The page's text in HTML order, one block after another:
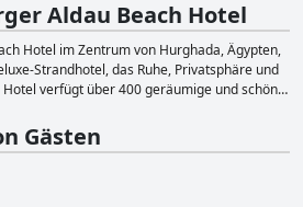
Aldau Beach Hotel
Hotel im Zentrum von Hurghada, Ägypten,
Strandhotel, das Ruhe, Privatsphäre und
verfügt über 400 geräumige und schön
ist nur draußen auf der Terrasse oder dem
"rauchfrei" ausgewiesen sind. Die Gäste
Hotel haben die Qual der Wahl, wenn es um
verschiedene Speiseräume zur Auswahl.
Gästen